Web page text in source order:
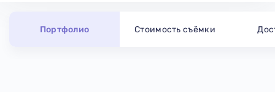
Портфолио Стоимость съёмки